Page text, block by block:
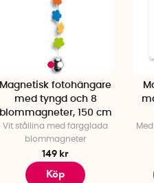
Magnetisk fotohängare
med tyngd och 8
blommagneter, 150 cm
Vit stållina med färgglada
blommagneter
149 kr
Köp